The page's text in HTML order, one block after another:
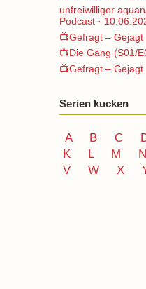
unfreiwilliger
Podcast ·
📺Gefragt – Gejagt
📺Die Gäng (S01/
📺Gefragt – Gejagt
Serien kucken
A B C
K
L M N
V
W X